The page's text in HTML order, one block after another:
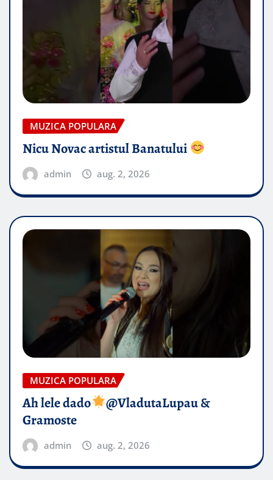
MUZICA POPULARA
Nicu Novac artistul Banatului
admin aug. 2, 2026
MUZICA POPULARA
Ah lele dado​
@VladutaLupau &
Gramoste
admin aug. 2, 2026